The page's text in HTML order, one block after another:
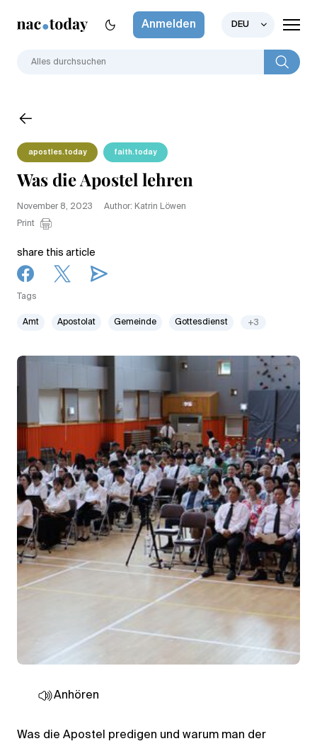
Anmelden DEU
apostles.today faith.today
Was die Apostel lehren
November 8, 2023
Author: Katrin Löwen
Print
share this article
Tags
Amt Apostolat Gemeinde Gottesdienst +3
Anhören
Was die Apostel predigen und warum man der